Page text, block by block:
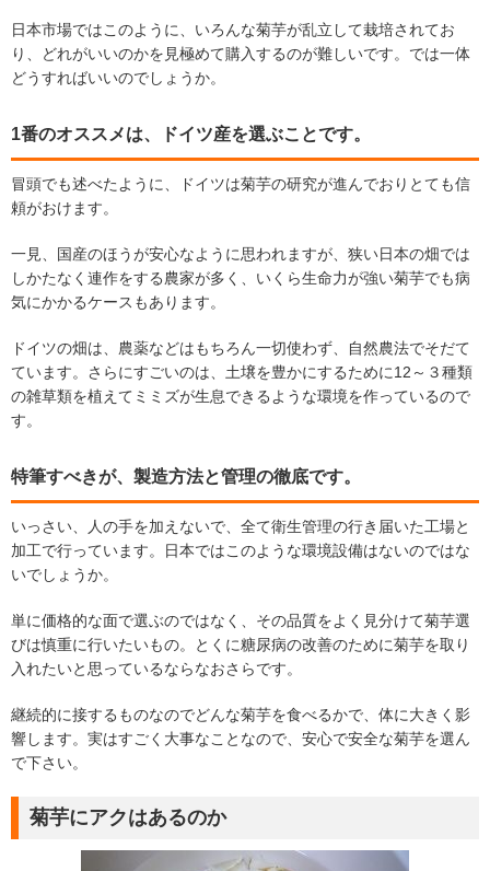
日本市場ではこのように、いろんな菊芋が乱立して栽培されてお
り、どれがいいのかを見極めて購入するのが難しいです。では一体
どうすればいいのでしょうか。
1番のオススメは、ドイツ産を選ぶことです。
冒頭でも述べたように、ドイツは菊芋の研究が進んでおりとても信
頼がおけます。
一見、国産のほうが安心なように思われますが、狭い日本の畑では
しかたなく連作をする農家が多く、いくら生命力が強い菊芋でも病
気にかかるケースもあります。
ドイツの畑は、農薬などはもちろん一切使わず、自然農法でそだて
ています。さらにすごいのは、土壌を豊かにするために12～３種類
の雑草類を植えてミミズが生息できるような環境を作っているので
す。
特筆すべきが、製造方法と管理の徹底です。
いっさい、人の手を加えないで、全て衛生管理の行き届いた工場と
加工で行っています。日本ではこのような環境設備はないのではな
いでしょうか。
単に価格的な面で選ぶのではなく、その品質をよく見分けて菊芋選
びは慎重に行いたいもの。とくに糖尿病の改善のために菊芋を取り
入れたいと思っているならなおさらです。
継続的に接するものなのでどんな菊芋を食べるかで、体に大きく影
響します。実はすごく大事なことなので、安心で安全な菊芋を選ん
で下さい。
菊芋にアクはあるのか